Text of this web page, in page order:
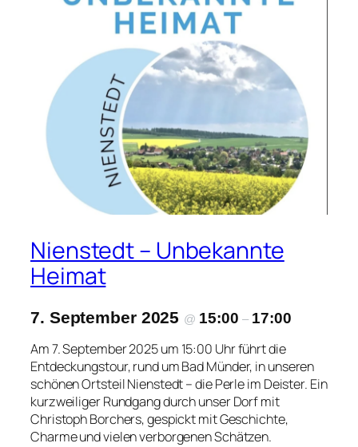
Nienstedt – Unbekannte
Heimat
7. September 2025 @ 15:00– 17:00
Am 7. September 2025 um 15:00 Uhr führt die
Entdeckungstour, rund um Bad Münder, in unseren
schönen Ortsteil Nienstedt – die Perle im Deister. Ein
kurzweiliger Rundgang durch unser Dorf mit
Christoph Borchers, gespickt mit Geschichte,
Charme und vielen verborgenen Schätzen.